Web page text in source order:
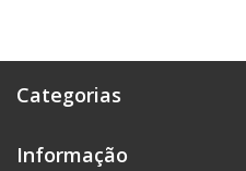
Categorias
Informação